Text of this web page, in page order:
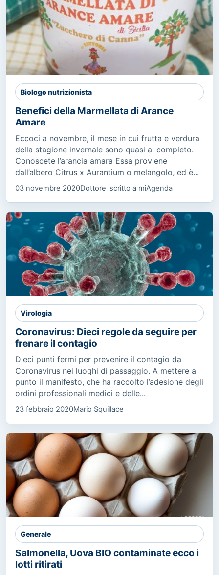
Biologo nutrizionista
Benefici della Marmellata di Arance
Amare
Eccoci a novembre, il mese in cui frutta e verdura
della stagione invernale sono quasi al completo.
Conoscete l’arancia amara Essa proviene
dall’albero Citrus x Aurantium o melangolo, ed è...
03 novembre 2020Dottore iscritto a miAgenda
Virologia
Coronavirus: Dieci regole da seguire per
frenare il contagio
Dieci punti fermi per prevenire il contagio da
Coronavirus nei luoghi di passaggio. A mettere a
punto il manifesto, che ha raccolto l’adesione degli
ordini professionali medici e delle...
23 febbraio 2020Mario Squillace
Generale
Salmonella, Uova BIO contaminate ecco i
lotti ritirati